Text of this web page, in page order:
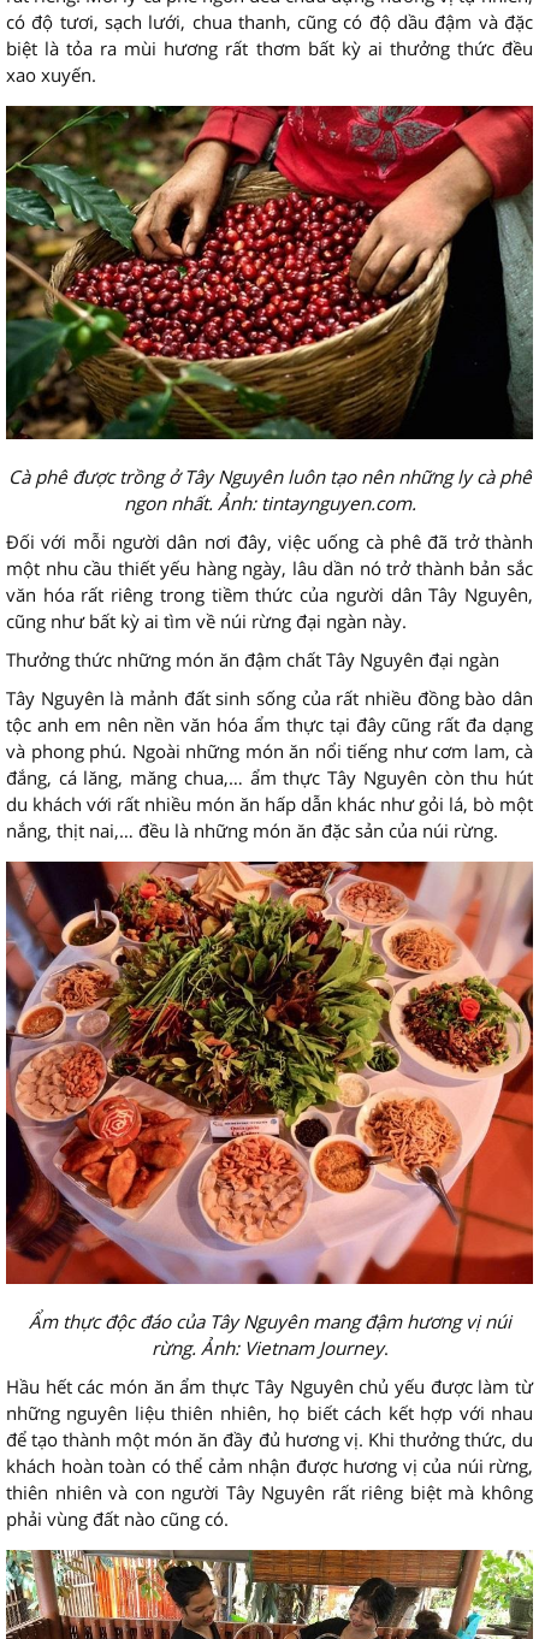
có độ tươi, sạch lưới, chua thanh, cũng có độ dầu đậm và đặc
biệt là tỏa ra mùi hương rất thơm bất kỳ ai thưởng thức đều
xao xuyến.
Cà phê được trồng ở Tây Nguyên luôn tạo nên những ly cà phê
ngon nhất. Ảnh: tintaynguyen.com.
Đối với mỗi người dân nơi đây, việc uống cà phê đã trở thành
một nhu cầu thiết yếu hàng ngày, lâu dần nó trở thành bản sắc
văn hóa rất riêng trong tiềm thức của người dân Tây Nguyên,
cũng như bất kỳ ai tìm về núi rừng đại ngàn này.
Thưởng thức những món ăn đậm chất Tây Nguyên đại ngàn
Tây Nguyên là mảnh đất sinh sống của rất nhiều đồng bào dân
tộc anh em nên nền văn hóa ẩm thực tại đây cũng rất đa dạng
và phong phú. Ngoài những món ăn nổi tiếng như cơm lam, cà
đắng, cá lăng, măng chua,… ẩm thực Tây Nguyên còn thu hút
du khách với rất nhiều món ăn hấp dẫn khác như gỏi lá, bò một
nắng, thịt nai,… đều là những món ăn đặc sản của núi rừng.
Ẩm thực độc đáo của Tây Nguyên mang đậm hương vị núi
rừng. Ảnh: Vietnam Journey.
Hầu hết các món ăn ẩm thực Tây Nguyên chủ yếu được làm từ
những nguyên liệu thiên nhiên, họ biết cách kết hợp với nhau
để tạo thành một món ăn đầy đủ hương vị. Khi thưởng thức, du
khách hoàn toàn có thể cảm nhận được hương vị của núi rừng,
thiên nhiên và con người Tây Nguyên rất riêng biệt mà không
phải vùng đất nào cũng có.